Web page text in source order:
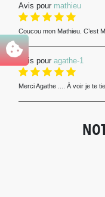
Avis pour mathieu
Coucou mon Mathieu. C’est
Avis pour agathe-1
Merci Agathe .... À voir je te